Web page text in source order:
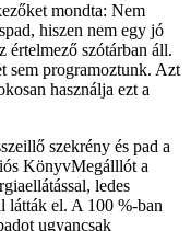
mondta: Nem
hiszen nem egy jó
értelmező szótárban áll.
sem programoztunk. Azt
használja ezt a
szekrény és pad a
KönyvMegálllót a
ledes
látták el. A 100 %-ban
ugyancsak